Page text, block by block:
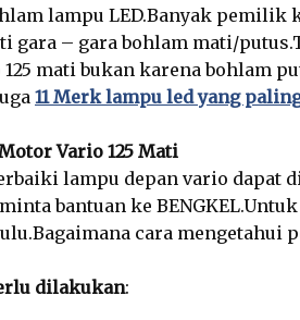
lampu LED.Banyak pemilik
gara – gara bohlam mati/
mati bukan karena bohlam
11 Merk lampu led yang
Vario 125 Mati
lampu depan vario dapat
bantuan ke
cara mengetahui
dilakukan: